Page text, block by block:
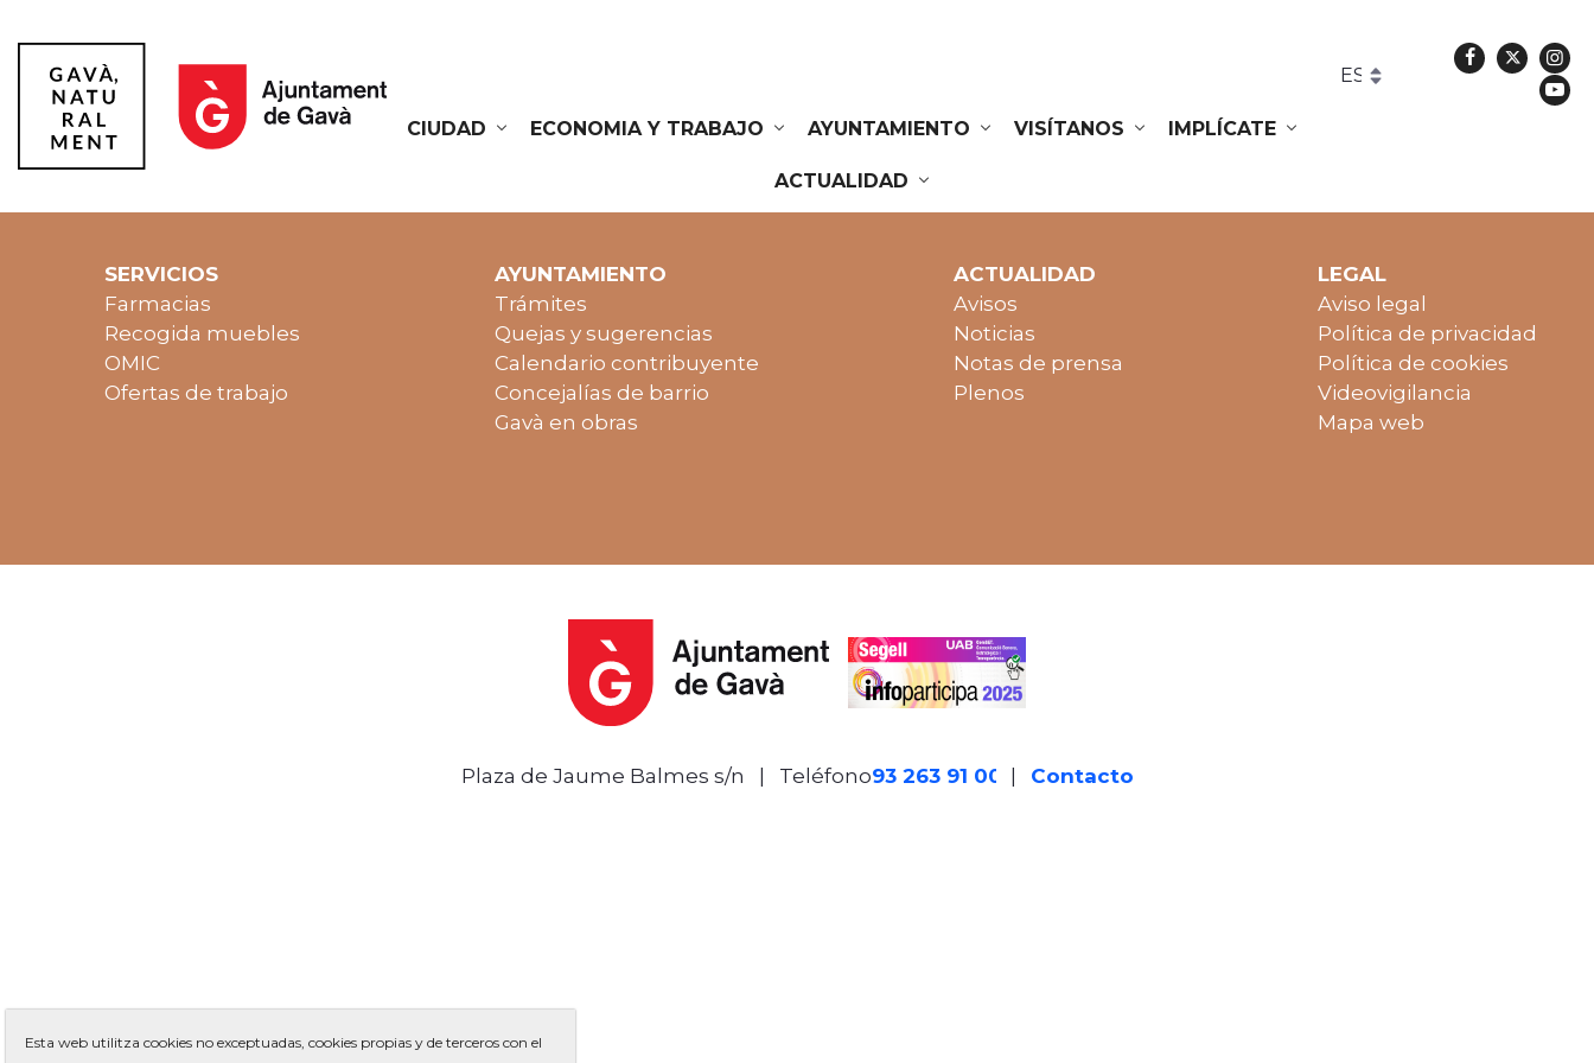
Facebook
CIUDAD
ECONOMIA Y TRABAJO AYUNTAMIENTO VISÍTANOS IMPLÍCATE
ACTUALIDAD
SERVICIOS
Farmacias
Recogida muebles
OMIC
Ofertas de trabajo
AYUNTAMIENTO
Trámites
Quejas y sugerencias
Calendario contribuyente
Concejalías de barrio
Gavà en obras
ACTUALIDAD
Avisos
Noticias
Notas de prensa
Plenos
LEGAL
Aviso legal
Política de privacidad
Política de cookies
Videovigilancia
Mapa web
Plaza de Jaume Balmes s/n | Teléfono93 263 91 00 | Contacto
Esta web utilitza cookies no exceptuadas, cookies propias y de terceros con el